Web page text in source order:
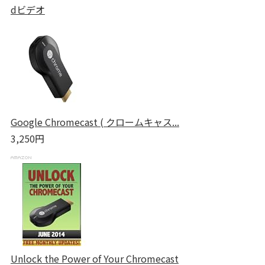
dビデオ
Google Chromecast ( クロームキャス...
3,250円
Unlock the Power of Your Chromecast